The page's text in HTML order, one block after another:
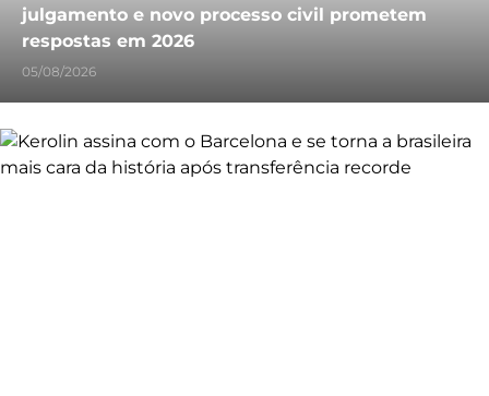
julgamento e novo processo civil prometem
respostas em 2026
05/08/2026